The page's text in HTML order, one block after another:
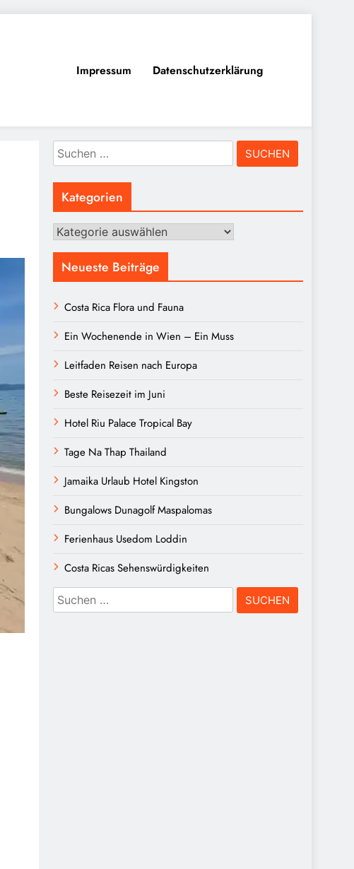
Impressum Datenschutzerklärung
Suchen
nach:
Kategorien
Kategorien
Neueste Beiträge
Costa Rica Flora und Fauna
Ein Wochenende in Wien – Ein Muss
Leitfaden Reisen nach Europa
Beste Reisezeit im Juni
Hotel Riu Palace Tropical Bay
Tage Na Thap Thailand
Jamaika Urlaub Hotel Kingston
Bungalows Dunagolf Maspalomas
Ferienhaus Usedom Loddin
Costa Ricas Sehenswürdigkeiten
Suchen
nach: